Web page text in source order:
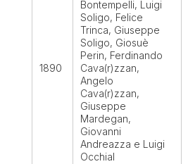
1890
Bontempelli, Luigi
Soligo, Felice
Trinca, Giuseppe
Soligo, Giosuè
Perin, Ferdinando
Cava(r)zzan,
Angelo
Cava(r)zzan,
Giuseppe
Mardegan,
Giovanni
Andreazza e Luigi
Occhial